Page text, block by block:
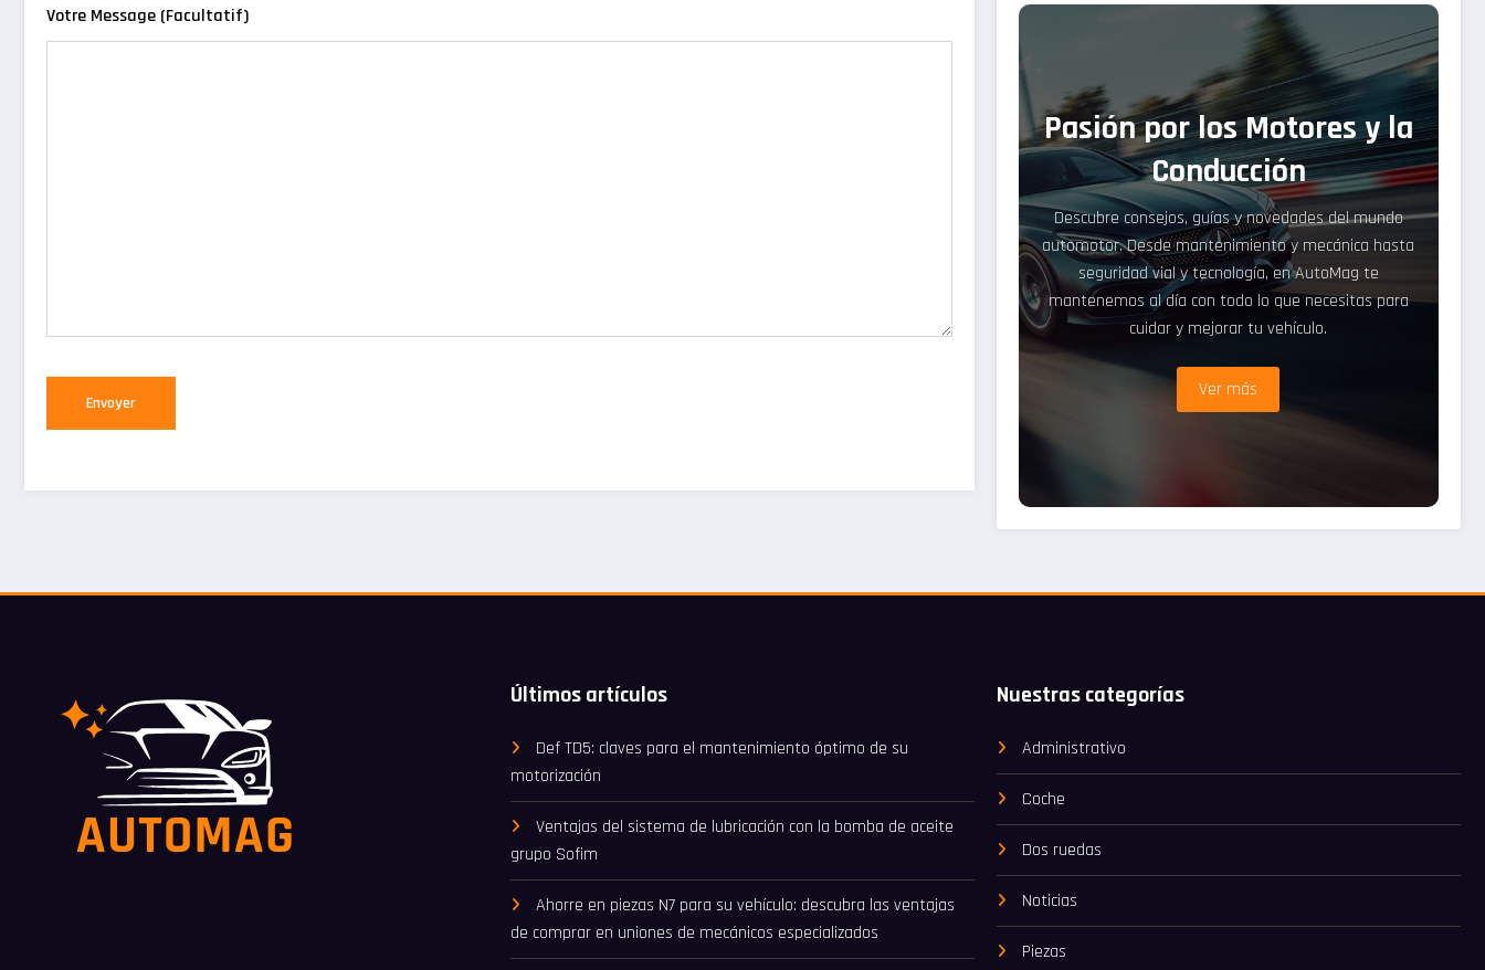
Votre Message (facultatif)
Pasión por los Motores y la
Conducción
Descubre consejos, guías y novedades del mundo
automotor. Desde mantenimiento y mecánica hasta
seguridad vial y tecnología, en AutoMag te
mantenemos al día con todo lo que necesitas para
cuidar y mejorar tu vehículo.
Ver más
Últimos artículos
Def TD5: claves para el mantenimiento óptimo de su
motorización
Ventajas del sistema de lubricación con la bomba de aceite
grupo Sofim
Ahorre en piezas N7 para su vehículo: descubra las ventajas
de comprar en uniones de mecánicos especializados
Nuestras categorías
Administrativo
Coche
Dos ruedas
Noticias
Piezas